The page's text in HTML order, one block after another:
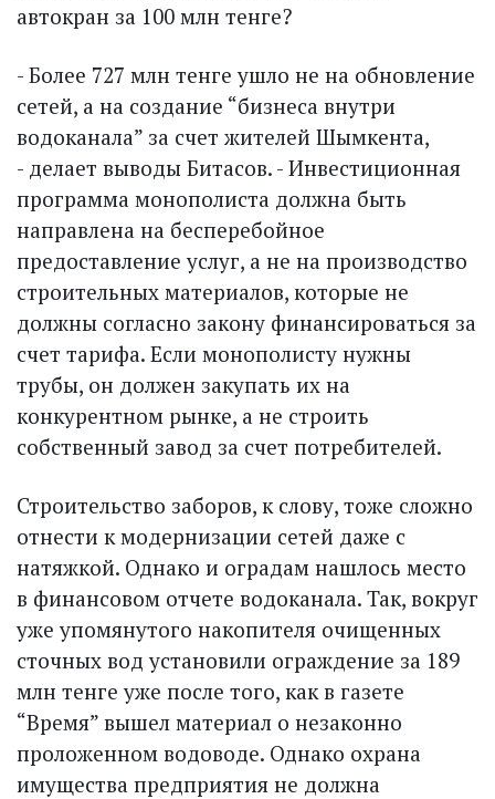
автокран за 100 млн тенге?
- Более 727 млн тенге ушло не на обновление
сетей, а на создание “бизнеса внутри
водоканала” за счет жителей Шымкента,
- делает выводы Битасов. - Инвестиционная
программа монополиста должна быть
направлена на бесперебойное
предоставление услуг, а не на производство
строительных материалов, которые не
должны согласно закону финансироваться за
счет тарифа. Если монополисту нужны
трубы, он должен закупать их на
конкурентном рынке, а не строить
собственный завод за счет потребителей.
Строительство заборов, к слову, тоже сложно
отнести к модернизации сетей даже с
натяжкой. Однако и оградам нашлось место
в финансовом отчете водоканала. Так, вокруг
уже упомянутого накопителя очищенных
сточных вод установили ограждение за 189
млн тенге уже после того, как в газете
“Время” вышел материал о незаконно
проложенном водоводе. Однако охрана
имущества предприятия не должна